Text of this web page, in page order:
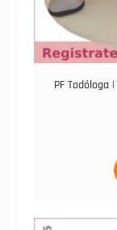
PF Todóloga